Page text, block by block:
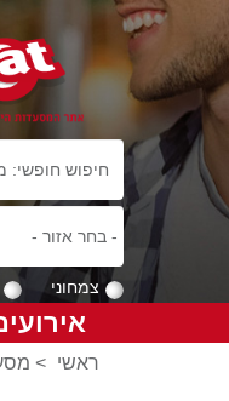
צמחוני
ראשי >